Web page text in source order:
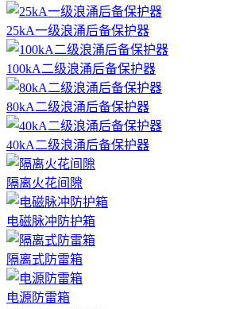
25kA一级浪涌后备保护器
100kA二级浪涌后备保护器
80kA二级浪涌后备保护器
40kA二级浪涌后备保护器
隔离火花间隙
电磁脉冲防护箱
隔离式防雷箱
电源防雷箱